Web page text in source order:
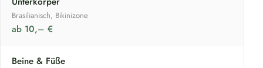
Brasilianisch, Bikinizone
ab 10,– €
Beine & Füße